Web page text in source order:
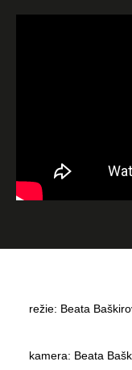
režie: Beata
kamera: Beata